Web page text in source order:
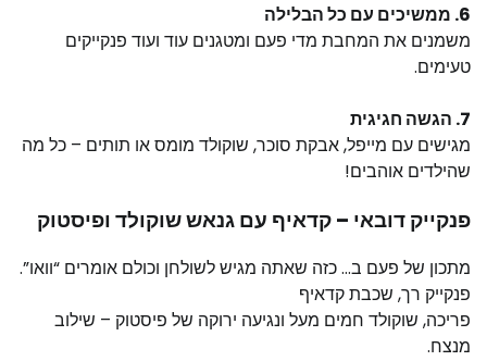
6. ממשיכים עם כל הבלילה
משמנים את המחבת מדי פעם ומטגנים עוד ועוד פנקייקים
טעימים.
7. הגשה חגיגית
מגישים עם מייפל, אבקת סוכר, שוקולד מומס או תותים – כל מה
שהילדים אוהבים!
פנקייק דובאי – קדאיף עם גנאש שוקולד ופיסטוק
מתכון של פעם ב… כזה שאתה מגיש לשולחן וכולם אומרים “וואו”.
פנקייק רך, שכבת קדאיף
פריכה, שוקולד חמים מעל ונגיעה ירוקה של פיסטוק – שילוב
מנצח.